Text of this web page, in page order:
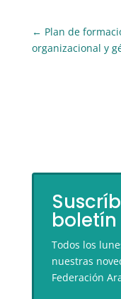
← Plan de
organizacional y
Todos los
nuestras
Federación